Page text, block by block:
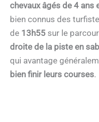
chevaux âgés de 4 ans
bien connus des
de 13h55 sur le
droite de la piste en
qui avantage
bien finir leurs courses.